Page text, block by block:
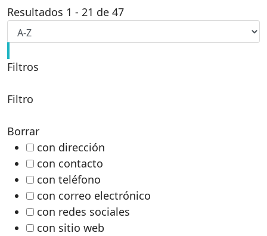
Resultados 1 - 21 de 47
Filtros
Filtro
Borrar
con dirección
con contacto
con teléfono
con correo electrónico
con redes sociales
con sitio web